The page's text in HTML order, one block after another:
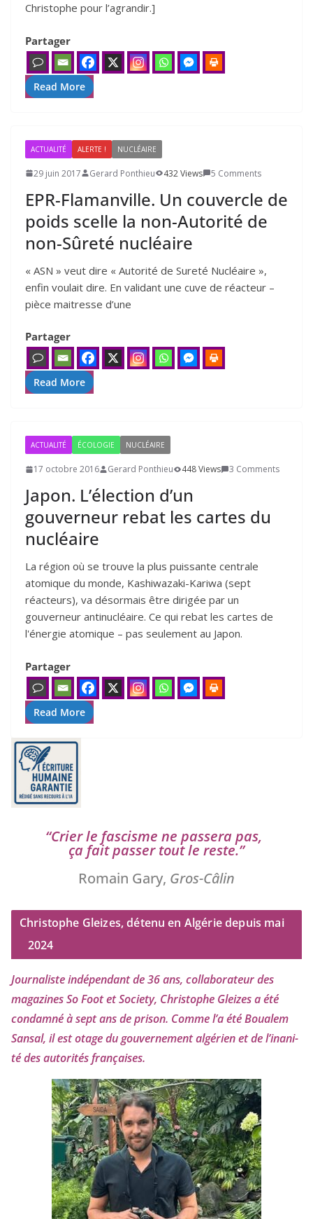
Christophe pour l’agrandir.]
Partager
Read More
ACTUALITÉ ALERTE ! NUCLÉAIRE
29 juin 2017 Gerard Ponthieu 432 Views 5 Comments
EPR-Flamanville. Un couvercle de
poids scelle la non-Autorité de
non-Sûreté nucléaire
« ASN » veut dire « Autorité de Sureté Nucléaire »,
enfin vou­lait dire. En vali­dant une cuve de réac­teur –
pièce mai­tresse d’une
Partager
Read More
ACTUALITÉ ÉCOLOGIE NUCLÉAIRE
17 octobre 2016 Gerard Ponthieu 448 Views 3 Comments
Japon. L’élection d’un
gouverneur rebat les cartes du
nucléaire
La région où se trouve la plus puissante centrale
atomique du monde, Kashiwazaki-Kariwa (sept
réacteurs), va désormais être dirigée par un
gouverneur antinucléaire. Ce qui rebat les cartes de
l'énergie atomique – pas seulement au Japon.
Partager
Read More
“Crier le fas­cisme ne pas­se­ra pas,
ça fait pas­ser tout le reste.”
Romain Gary, Gros-Câlin
Christophe Gleizes, détenu en Algérie depuis mai
2024
Journaliste indé­pen­dant de36ans, col­la­bo­ra­teur des
maga­zines So Foot et Society, Christophe Gleizesa été
condam­né à sept ans de pri­son. Comme l’a été Boualem
Sansal, il est otage du gou­ver­ne­ment algé­rien et de l’i­na­ni­
té des auto­ri­tés françaises.